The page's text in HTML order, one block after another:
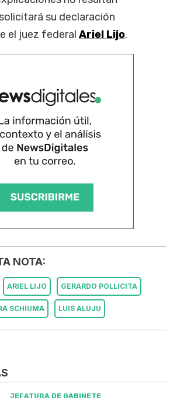
su declaración
el juez federal Ariel Lijo.
NOTA:
ARIEL LIJO GERARDO POLLICITA
SCHIUMA LUIS ALUJU
JEFATURA DE GABINETE